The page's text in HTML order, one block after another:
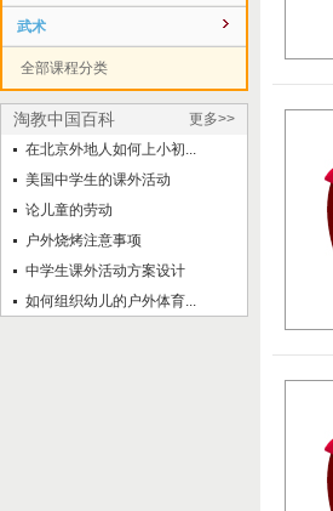
武术
全部课程分类
淘教中国百科
更多>>
在北京外地人如何上小初...
美国中学生的课外活动
论儿童的劳动
户外烧烤注意事项
中学生课外活动方案设计
如何组织幼儿的户外体育...